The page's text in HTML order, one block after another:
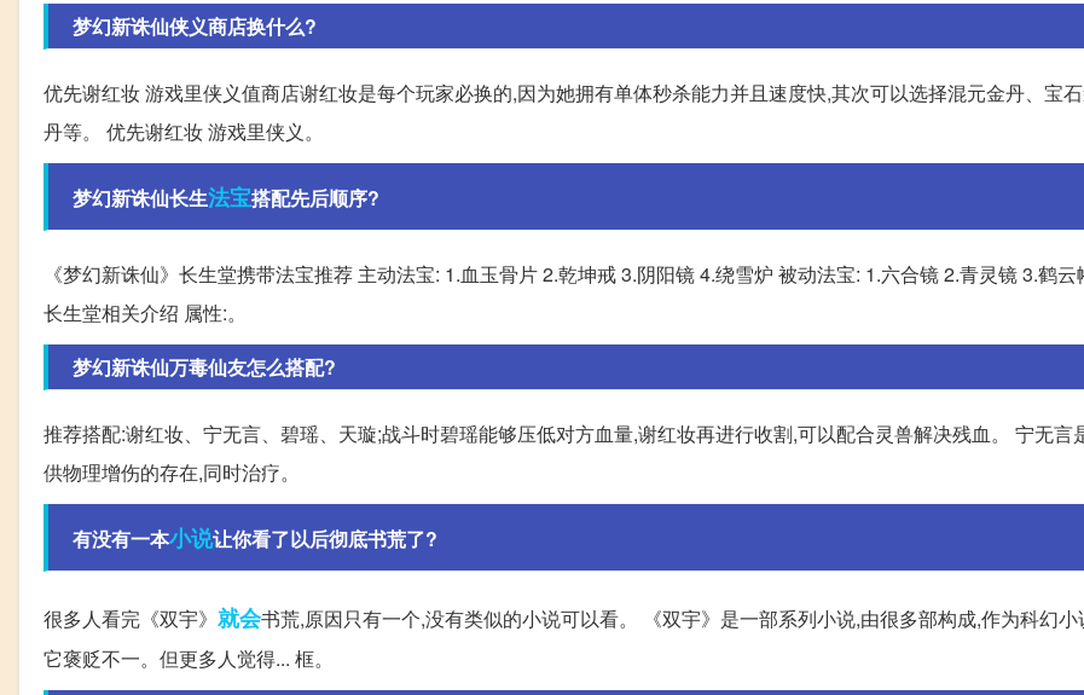
梦幻新诛仙侠义商店换什么?
优先谢红妆 游戏里侠义值商店谢红妆是每个玩家必换的,因为她拥有单体秒杀能力并且速度快,其次可以选择混元金丹、宝
丹等。 优先谢红妆 游戏里侠义。
梦幻新诛仙长生法宝搭配先后顺序?
《梦幻新诛仙》长生堂携带法宝推荐 主动法宝: 1.血玉骨片 2.乾坤戒 3.阴阳镜 4.绕雪炉 被动法宝: 1.六合镜 2.青灵镜 3.鹤云
长生堂相关介绍 属性:。
梦幻新诛仙万毒仙友怎么搭配?
推荐搭配:谢红妆、宁无言、碧瑶、天璇;战斗时碧瑶能够压低对方血量,谢红妆再进行收割,可以配合灵兽解决残血。 宁无言
供物理增伤的存在,同时治疗。
有没有一本小说让你看了以后彻底书荒了?
很多人看完《双宇》 就会书荒,原因只有一个,没有类似的小说可以看。 《双宇》是一部系列小说,由很多部构成,作为科幻
它褒贬不一。但更多人觉得... 框。